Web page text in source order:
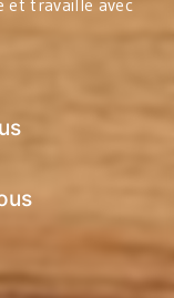
et travaille avec